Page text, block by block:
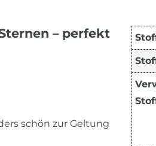
– perfekt
schön zur Geltung